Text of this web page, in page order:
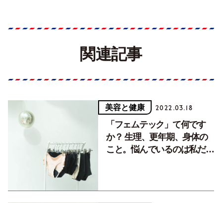
関連記事
美容と健康 2022.03.18
「フェムテック」て何です
か？ 生理、更年期、身体の
こと。悩んでいるのは私だけ